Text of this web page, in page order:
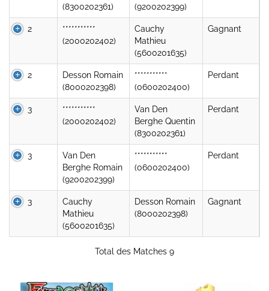
(8300202361)
(9200202399)
2
***********
(2000202402)
Cauchy
Mathieu
(5600201635)
Gagnant
2
Desson Romain
(8000202398)
***********
(0600202400)
Perdant
3
***********
(2000202402)
Van Den
Berghe Quentin
(8300202361)
Perdant
3
Van Den
Berghe Romain
(9200202399)
***********
(0600202400)
Perdant
3
Cauchy
Mathieu
(5600201635)
Desson Romain
(8000202398)
Gagnant
Total des Matches 9